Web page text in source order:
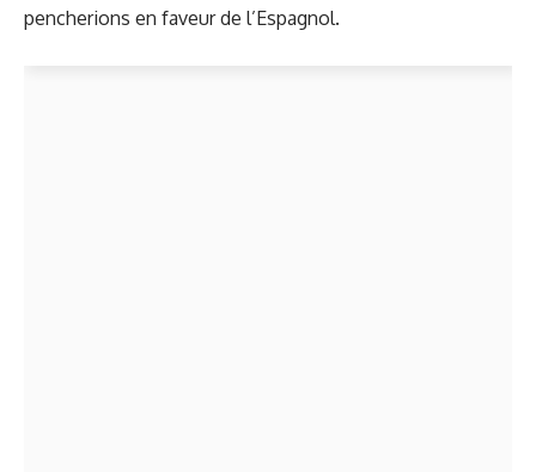
pencherions en faveur de l’Espagnol.